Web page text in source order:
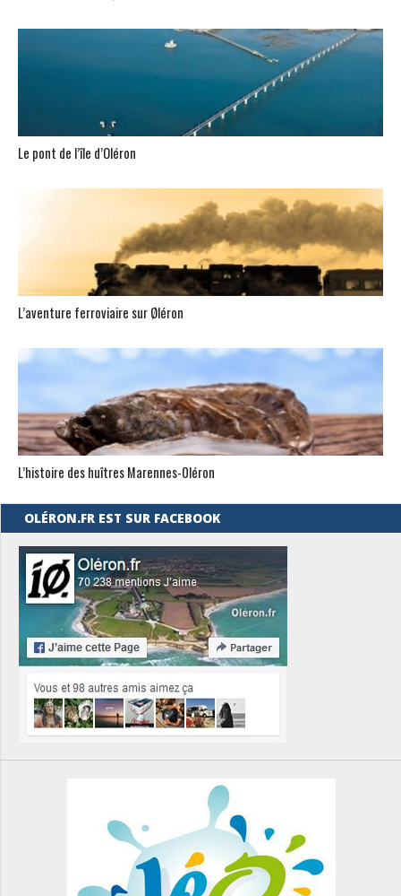
Le pont de l’île d’Oléron
L’aventure ferroviaire sur Øléron
L’histoire des huîtres Marennes-0léron
OLÉRON.FR EST SUR FACEBOOK